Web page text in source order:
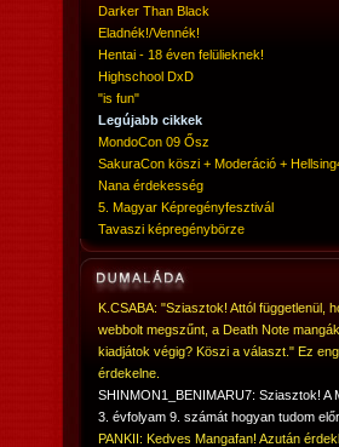
Darker Than Black
Eladnék!/Vennék!
Hentai - 18 éven felülieknek!
Highschool DxD
"is fun"
Legújabb cikkek
MondoCon 09 Ősz
SakuraCon köszi + Moderáció +
Nana érdekesség
5. Magyar Képregényfesztivál
Tavaszi képregénybörze
K.CSABA: "Sziasztok! Attól függetlenül,
webbolt megszűnt, a Death Note
kiadjátok végig? Köszi a választ." Ez
érdekelne.
SHINMON1_BENIMARU7: Sziasztok! A
3. évfolyam 9. számát hogyan tudom
PANKII: Kedves Mangafan! Azután